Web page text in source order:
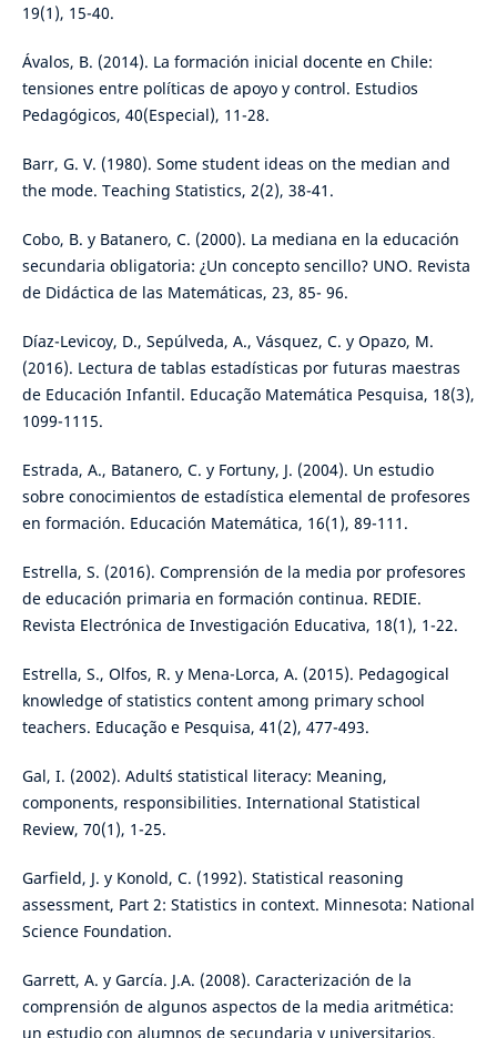
19(1), 15-40.
Ávalos, B. (2014). La formación inicial docente en Chile:
tensiones entre políticas de apoyo y control. Estudios
Pedagógicos, 40(Especial), 11-28.
Barr, G. V. (1980). Some student ideas on the median and
the mode. Teaching Statistics, 2(2), 38-41.
Cobo, B. y Batanero, C. (2000). La mediana en la educación
secundaria obligatoria: ¿Un concepto sencillo? UNO. Revista
de Didáctica de las Matemáticas, 23, 85- 96.
Díaz-Levicoy, D., Sepúlveda, A., Vásquez, C. y Opazo, M.
(2016). Lectura de tablas estadísticas por futuras maestras
de Educación Infantil. Educação Matemática Pesquisa, 18(3),
1099-1115.
Estrada, A., Batanero, C. y Fortuny, J. (2004). Un estudio
sobre conocimientos de estadística elemental de profesores
en formación. Educación Matemática, 16(1), 89-111.
Estrella, S. (2016). Comprensión de la media por profesores
de educación primaria en formación continua. REDIE.
Revista Electrónica de Investigación Educativa, 18(1), 1-22.
Estrella, S., Olfos, R. y Mena-Lorca, A. (2015). Pedagogical
knowledge of statistics content among primary school
teachers. Educação e Pesquisa, 41(2), 477-493.
Gal, I. (2002). Adult´s statistical literacy: Meaning,
components, responsibilities. International Statistical
Review, 70(1), 1-25.
Garfield, J. y Konold, C. (1992). Statistical reasoning
assessment, Part 2: Statistics in context. Minnesota: National
Science Foundation.
Garrett, A. y García. J.A. (2008). Caracterización de la
comprensión de algunos aspectos de la media aritmética:
un estudio con alumnos de secundaria y universitarios.